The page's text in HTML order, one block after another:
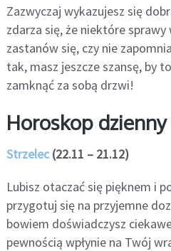
Zazwyczaj wykazujesz się
zdarza się, że niektóre sprawy
zastanów się, czy nie
tak, masz jeszcze szansę, by
zamknąć za sobą drzwi!
Horoskop
Strzelec(22.11 – 21.12)
Lubisz otaczać się pięknem i
przygotuj się na przyjemne
bowiem doświadczysz
pewnością wpłynie na Twój